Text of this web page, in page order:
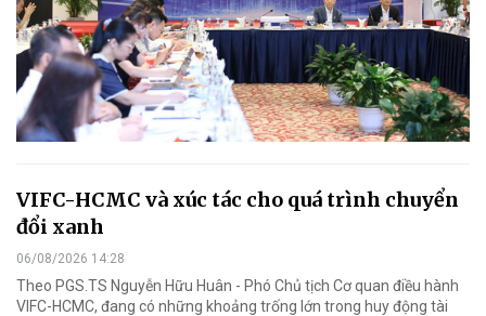
VIFC-HCMC và xúc tác cho quá trình chuyển
đổi xanh
06/08/2026 14:28
Theo PGS.TS Nguyễn Hữu Huân - Phó Chủ tịch Cơ quan điều hành
VIFC-HCMC, đang có những khoảng trống lớn trong huy động tài